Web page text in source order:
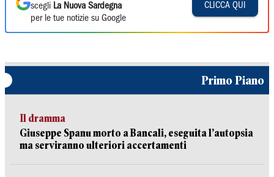
scegli La Nuova Sardegna
per le tue notizie su Google
CLICCA QUI
Primo Piano
Il dramma
Giuseppe Spanu morto a Bancali, eseguita l’autopsia
ma serviranno ulteriori accertamenti